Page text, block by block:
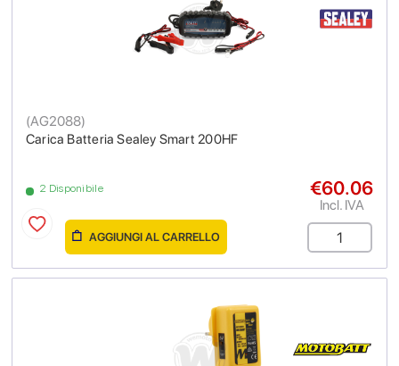
Carica Batteria Sealey Smart 200HF
(AG2088)
2 Disponibile €60.06
Incl. IVA
AGGIUNGI AL CARRELLO